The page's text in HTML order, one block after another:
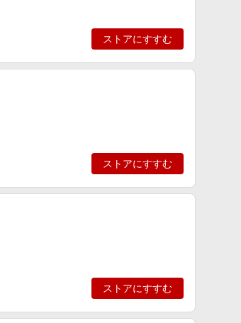
ストアにすすむ
ストアにすすむ
ストアにすすむ